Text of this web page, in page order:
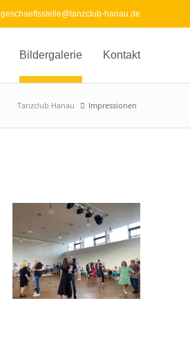
geschaeftsstelle@tanzclub-hanau.de
Bildergalerie Kontakt
Tanzclub Hanau Impressionen